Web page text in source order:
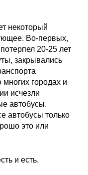
некоторый
Во-первых,
20-25 лет
закрывались
городах и
исчезли
автобусы.
автобусы только
это или
и есть.